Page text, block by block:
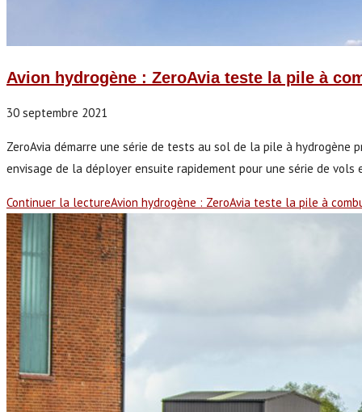
Avion hydrogène : ZeroAvia teste la pile à
30 septembre 2021
ZeroAvia démarre une série de tests au sol de la pile à
envisage de la déployer ensuite rapidement pour une série de vols
Continuer la lectureAvion hydrogène : ZeroAvia teste la pile à